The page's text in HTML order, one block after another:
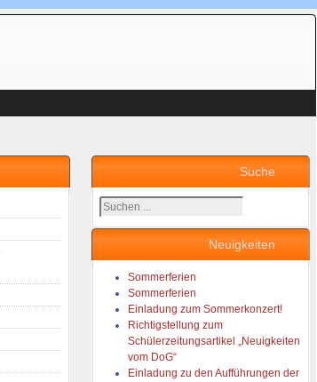
Suche
Suchen
...
Neuigkeiten
Sommerferien
Sommerferien
Einladung zum Sommerkonzert!
Richtigstellung zum
Schülerzeitungsartikel „Neuigkeiten
vom DoG“
Einladung zu den Aufführungen der